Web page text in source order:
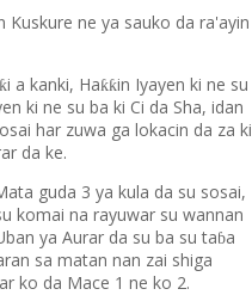
Kuskure ne ya sauko da ra'ayin
i a kanki, Haƙƙin Iyayen ki ne su
ki ne su ba ki Ci da Sha, idan
har zuwa ga lokacin da za ki
da ke.
guda 3 ya kula da su sosai,
komai na rayuwar su wannan
ya Aurar da su ba su taɓa
sa matan nan zai shiga
ko da Mace 1 ne ko 2.